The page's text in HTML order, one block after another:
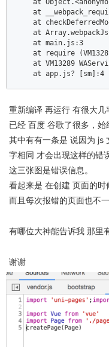
    at
Object
at
at
    at
Array
    at main.js:
3
    at
require
at VM13289
    at app.js? [sm]:
4
重新编译 再运行 有很大几
已经 百度 谷歌了很多，始
其中有有一条是 说因为 js
字相同 才会出现这样的错误
这三张图是错误信息。
看起来是 在创建 页面的时
而且每次报错的页面也不一
有哪位大神能告诉我 那里
谢谢